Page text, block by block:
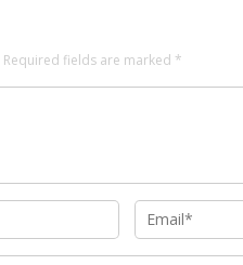
Required fields are marked *